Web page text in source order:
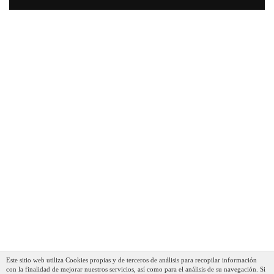
Este sitio web utiliza Cookies propias y de terceros de análisis para recopilar información
con la finalidad de mejorar nuestros servicios, así como para el análisis de su navegación. Si